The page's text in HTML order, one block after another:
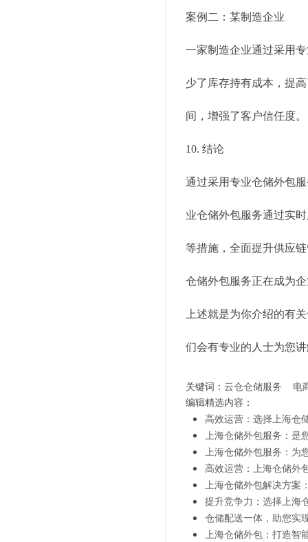
案例二：某制造企业
一家制造企业通过采用
少了库存持有成本，提
间，增强了客户信任度。
10. 结论
通过采用专业仓储外包
业仓储外包服务通过实
等措施，全面提升供应
仓储外包服务正在成为
上述就是为你介绍的有
们会有专业的人士为您
关键词： 云仓仓储服务 电
编辑精选内容：
高效运营：选择上海仓
上海仓储外包服务：是
上海仓储外包服务：为
高效运营：上海仓储外
上海仓储外包解决方案
提升竞争力：选择上海
仓储配送一体，助您实
上海仓储外包：打造智